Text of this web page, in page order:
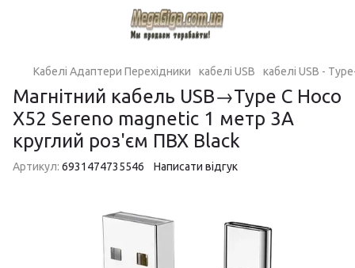
Кабелі Адаптери Перехідники кабелі USB кабелі USB -
Магнітний кабель USB→Type C Hoco
X52 Sereno magnetic 1 метр 3A
круглий роз'єм ПВХ Black
Артикул: 6931474735546 Написати відгук